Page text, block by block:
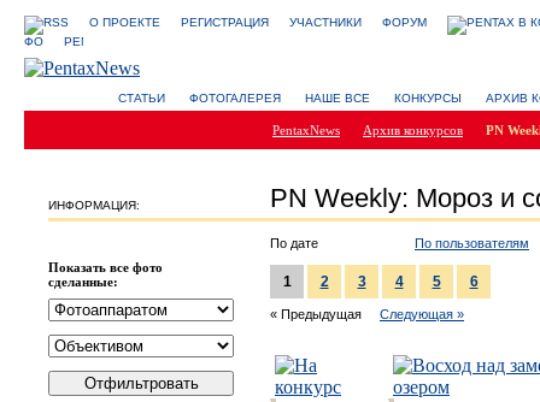
О ПРОЕКТЕ РЕГИСТРАЦИЯ УЧАСТНИКИ ФОРУМ
СТАТЬИ ФОТОГАЛЕРЕЯ НАШЕ ВСЕ КОНКУРСЫ АРХИВ
PentaxNews Архив конкурсов PN
ИНФОРМАЦИЯ: PN Weekly: Мороз и
Показать все фото
сделанные:
По дате По пользователям
1 2 3 4 5 6
« Предыдущая Следующая »